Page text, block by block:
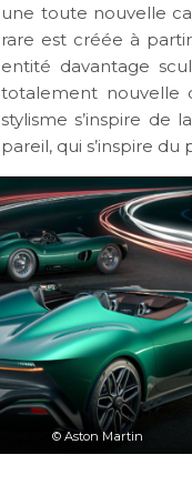
une toute nouvelle
rare est créée à
entité davantage
totalement nouvelle
stylisme s’inspire de
pareil, qui s’inspire du
©Aston Martin